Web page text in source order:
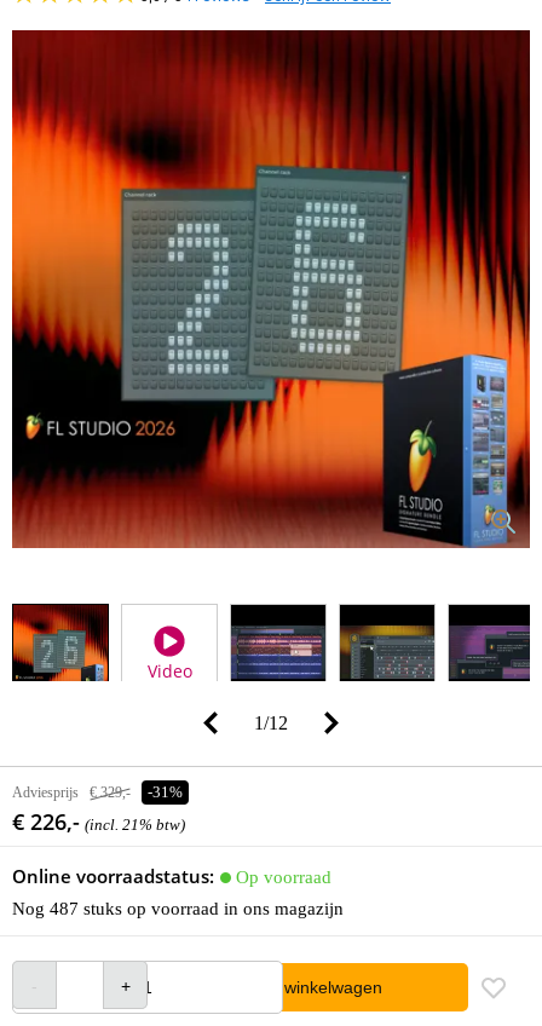
Video
1/12
Adviesprijs € 329,- -31%
€ 226,- (incl. 21% btw)
Online voorraadstatus:
Op voorraad
Nog 487 stuks op voorraad in ons magazijn
In winkelwagen